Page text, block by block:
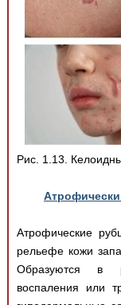
Рис. 1.13.
Атрофические
рельефе кожи
Образуются в
воспаления или